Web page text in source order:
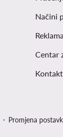
Načini
Centar
Kontakt
Promjena